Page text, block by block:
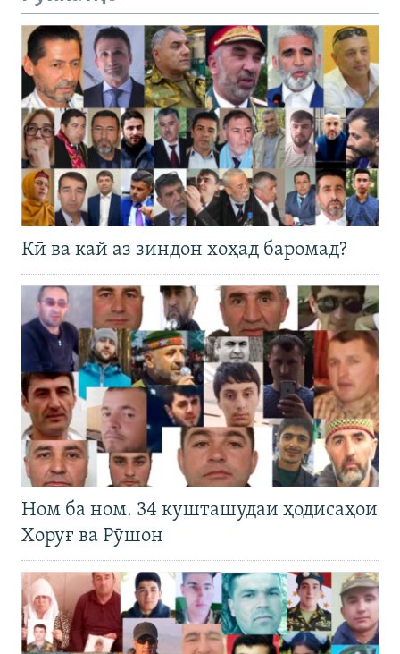
Кӣ ва кай аз зиндон хоҳад баромад?
Ном ба ном. 34 кушташудаи ҳодисаҳои
Хоруғ ва Рӯшон